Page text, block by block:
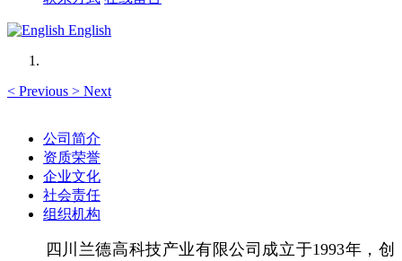
English
< Previous > Next
公司简介
资质荣誉
企业文化
社会责任
组织机构
四川兰德高科技产业有限公司成立于1993年，创